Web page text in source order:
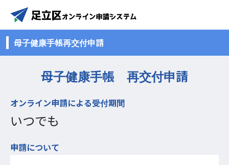
母子健康手帳再交付申請
母子健康手帳 再交付申請
オンライン申請による受付期間
いつでも
申請について